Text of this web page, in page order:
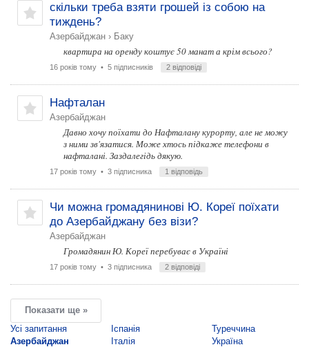
скільки треба взяти грошей із собою на
тиждень?
Азербайджан › Баку
квартира на оренду коштує 50 манат а крім всього?
16 років тому • 5 підписників 2 відповіді
Нафталан
Азербайджан
Давно хочу поїхати до Нафталану курорту, але не можу
з ними зв'язатися. Може хтось підкаже телефони в
нафталані. Заздалегідь дякую.
17 років тому • 3 підписника 1 відповідь
Чи можна громадянинові Ю. Кореї поїхати
до Азербайджану без візи?
Азербайджан
Громадянин Ю. Кореї перебуває в Україні
17 років тому • 3 підписника 2 відповіді
Показати ще »
Усі запитання
Азербайджан
Іспанія
Італія
Туреччина
Україна